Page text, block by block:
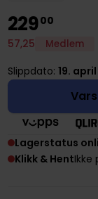
22900
57,25 Medlem
Slippdato: 19.
Lagerstatus
Klikk & HentIkke